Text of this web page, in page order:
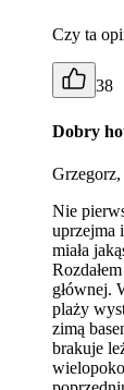
Czy ta
38
Dobry
Grzegorz,
Nie
uprzejma
miała
głównej.
plaży
zimą
brakuje